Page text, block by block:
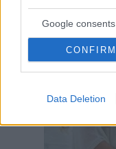
Google consents
CONFIRM
Data Deletion
Hirdetés